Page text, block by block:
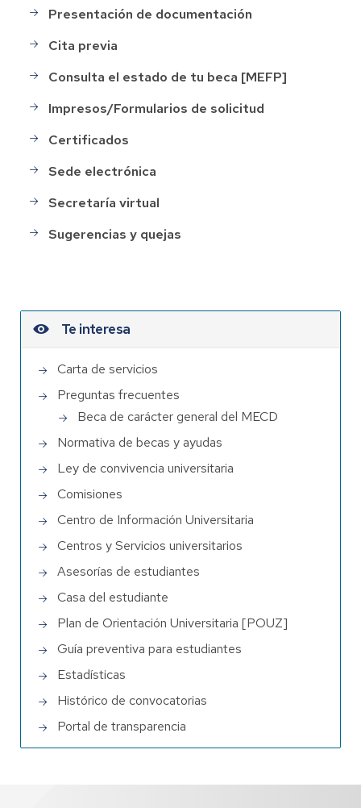
Presentación de documentación
Cita previa
Consulta el estado de tu beca [MEFP]
Impresos/Formularios de solicitud
Certificados
Sede electrónica
Secretaría virtual
Sugerencias y quejas
Te interesa
Carta de servicios
Preguntas frecuentes
Beca de carácter general del MECD
Normativa de becas y ayudas
Ley de convivencia universitaria
Comisiones
Centro de Información Universitaria
Centros y Servicios universitarios
Asesorías de estudiantes
Casa del estudiante
Plan de Orientación Universitaria [POUZ]
Guía preventiva para estudiantes
Estadísticas
Histórico de convocatorias
Portal de transparencia